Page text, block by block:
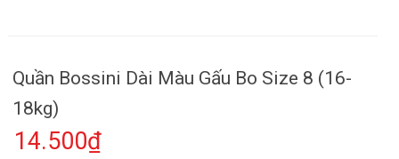
Quần Bossini Dài Màu Gấu Bo Size 8 (16-
18kg)
14.500₫